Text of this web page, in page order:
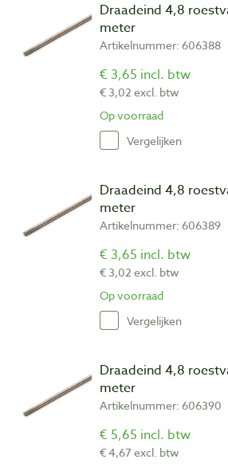
Draadeind 4,8
meter
Artikelnummer: 606388
€ 3,65 incl. btw
€ 3,02 excl. btw
Op voorraad
Vergelijken
Draadeind 4,8
meter
Artikelnummer: 606389
€ 3,65 incl. btw
€ 3,02 excl. btw
Op voorraad
Vergelijken
Draadeind 4,8
meter
Artikelnummer: 606390
€ 5,65 incl. btw
€ 4,67 excl. btw